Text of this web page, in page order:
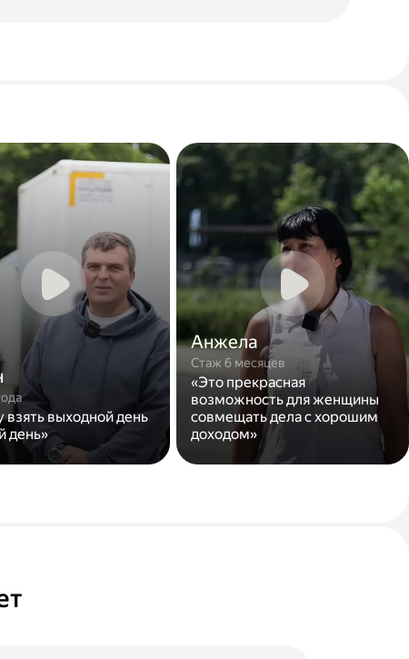
взять выходной день
день»
Анжела
Стаж 6 месяцев
«Это прекрасная
возможность для женщины
совмещать дела с хорошим
доходом»